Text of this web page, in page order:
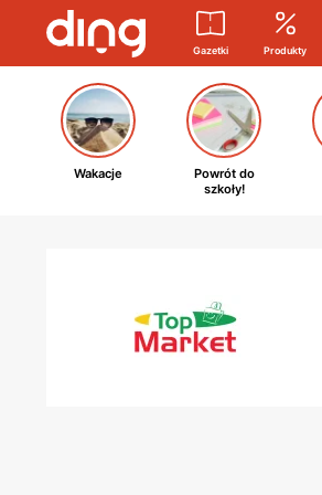
Gazetki Produkty
Wakacje
Powrót do
szkoły!